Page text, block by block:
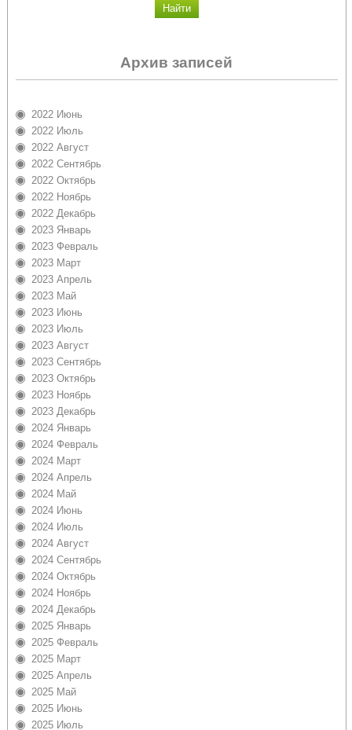
Архив записей
2022 Июнь
2022 Июль
2022 Август
2022 Сентябрь
2022 Октябрь
2022 Ноябрь
2022 Декабрь
2023 Январь
2023 Февраль
2023 Март
2023 Апрель
2023 Май
2023 Июнь
2023 Июль
2023 Август
2023 Сентябрь
2023 Октябрь
2023 Ноябрь
2023 Декабрь
2024 Январь
2024 Февраль
2024 Март
2024 Апрель
2024 Май
2024 Июнь
2024 Июль
2024 Август
2024 Сентябрь
2024 Октябрь
2024 Ноябрь
2024 Декабрь
2025 Январь
2025 Февраль
2025 Март
2025 Апрель
2025 Май
2025 Июнь
2025 Июль